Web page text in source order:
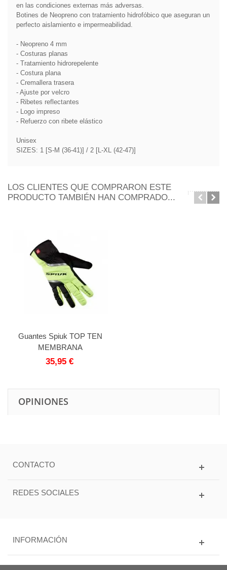
en las condiciones externas más adversas.
Botines de Neopreno con tratamiento hidrofóbico que aseguran un
perfecto aislamiento e impermeabilidad.
- Neopreno 4 mm
- Costuras planas
- Tratamiento hidrorepelente
- Costura plana
- Cremallera trasera
- Ajuste por velcro
- Ribetes reflectantes
- Logo impreso
- Refuerzo con ribete elástico
Unisex
SIZES: 1 [S-M (36-41)] / 2 [L-XL (42-47)]
LOS CLIENTES QUE COMPRARON ESTE
PRODUCTO TAMBIÉN HAN COMPRADO...
Guantes Spiuk TOP TEN
MEMBRANA
35,95 €
OPINIONES
CONTACTO
REDES SOCIALES
INFORMACIÓN